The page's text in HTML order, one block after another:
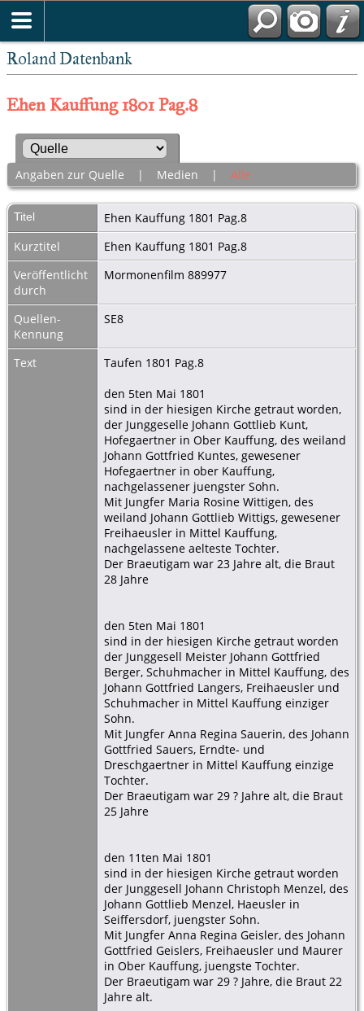
Roland Datenbank
Ehen Kauffung 1801 Pag.8
Angaben zur Quelle | Medien | Alle
Titel
Ehen Kauffung 1801 Pag.8
Kurztitel
Ehen Kauffung 1801 Pag.8
Veröffentlicht
durch
Mormonenfilm 889977
Quellen-
Kennung
SE8
Text
Taufen 1801 Pag.8
den 5ten Mai 1801
sind in der hiesigen Kirche getraut worden,
der Junggeselle Johann Gottlieb Kunt,
Hofegaertner in Ober Kauffung, des weiland
Johann Gottfried Kuntes, gewesener
Hofegaertner in ober Kauffung,
nachgelassener juengster Sohn.
Mit Jungfer Maria Rosine Wittigen, des
weiland Johann Gottlieb Wittigs, gewesener
Freihaeusler in Mittel Kauffung,
nachgelassene aelteste Tochter.
Der Braeutigam war 23 Jahre alt, die Braut
28 Jahre
den 5ten Mai 1801
sind in der hiesigen Kirche getraut worden
der Junggesell Meister Johann Gottfried
Berger, Schuhmacher in Mittel Kauffung, des
Johann Gottfried Langers, Freihaeusler und
Schuhmacher in Mittel Kauffung einziger
Sohn.
Mit Jungfer Anna Regina Sauerin, des Johann
Gottfried Sauers, Erndte- und
Dreschgaertner in Mittel Kauffung einzige
Tochter.
Der Braeutigam war 29 ? Jahre alt, die Braut
25 Jahre
den 11ten Mai 1801
sind in der hiesigen Kirche getraut worden
der Junggesell Johann Christoph Menzel, des
Johann Gottlieb Menzel, Haeusler in
Seiffersdorf, juengster Sohn.
Mit Jungfer Anna Regina Geisler, des Johann
Gottfried Geislers, Freihaeusler und Maurer
in Ober Kauffung, juengste Tochter.
Der Braeutigam war 29 ? Jahre, die Braut 22
Jahre alt.